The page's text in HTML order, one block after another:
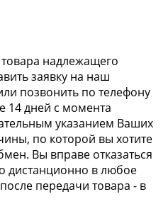
надлежащего
заявку на наш
позвонить по телефону
14 дней с момента
указанием Ваших
по которой вы хотите
Вы вправе отказаться
дистанционно в любое
передачи товара - в